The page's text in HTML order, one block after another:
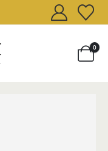
0